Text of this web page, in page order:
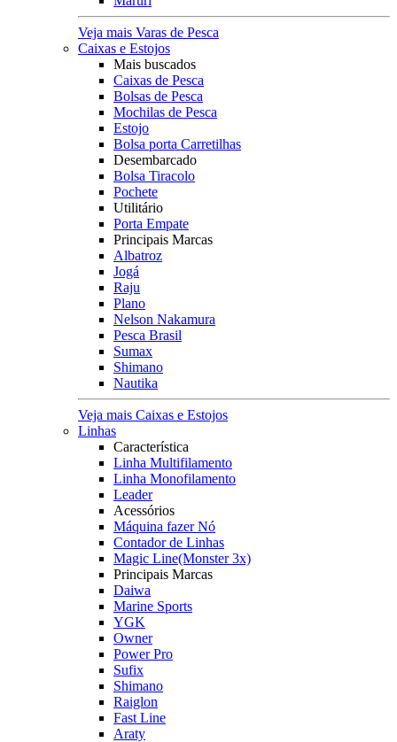
Veja mais Varas de Pesca
Caixas e Estojos
Mais buscados
Caixas de Pesca
Bolsas de Pesca
Mochilas de Pesca
Estojo
Bolsa porta Carretilhas
Desembarcado
Bolsa Tiracolo
Pochete
Utilitário
Porta Empate
Principais Marcas
Albatroz
Jogá
Raju
Plano
Nelson Nakamura
Pesca Brasil
Sumax
Shimano
Nautika
Veja mais Caixas e Estojos
Linhas
Característica
Linha Multifilamento
Linha Monofilamento
Leader
Acessórios
Máquina fazer Nó
Contador de Linhas
Magic Line(Monster 3x)
Principais Marcas
Daiwa
Marine Sports
YGK
Owner
Power Pro
Sufix
Shimano
Raiglon
Fast Line
Araty